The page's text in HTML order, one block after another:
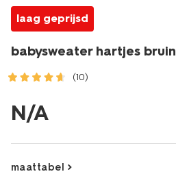
laag geprijsd
babysweater hartjes bruin
(10)
truien-
vesten/babysweater-
bruin-
33038670BROWN.html
N/A
maattabel